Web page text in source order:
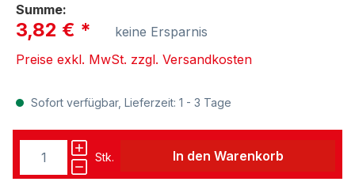
Summe:
3,82 € *
keine Ersparnis
Preise exkl. MwSt. zzgl. Versandkosten
Sofort verfügbar, Lieferzeit: 1 - 3 Tage
Stk. In den Warenkorb